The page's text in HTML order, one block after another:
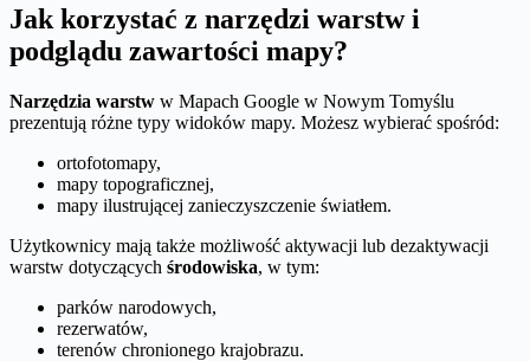
Jak korzystać z narzędzi warstw i
podglądu zawartości mapy?
Narzędzia warstw w Mapach Google w Nowym Tomyślu
prezentują różne typy widoków mapy. Możesz wybierać spośród:
ortofotomapy,
mapy topograficznej,
mapy ilustrującej zanieczyszczenie światłem.
Użytkownicy mają także możliwość aktywacji lub dezaktywacji
warstw dotyczących środowiska, w tym:
parków narodowych,
rezerwatów,
terenów chronionego krajobrazu.